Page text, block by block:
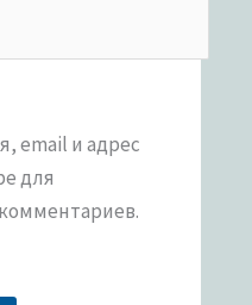
email и адрес
для